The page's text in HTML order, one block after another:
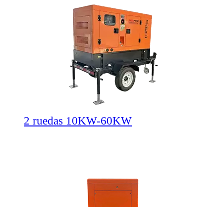
2 ruedas 10KW-60KW